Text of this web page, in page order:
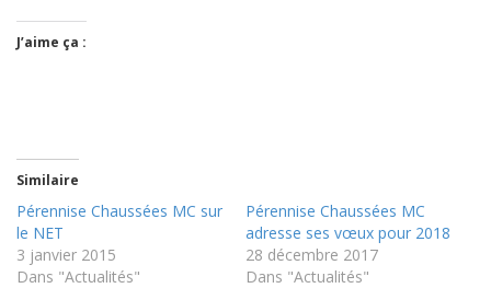
J’aime ça :
Similaire
Pérennise Chaussées MC sur
le NET
3 janvier 2015
Dans "Actualités"
Pérennise Chaussées MC
adresse ses vœux pour 2018
28 décembre 2017
Dans "Actualités"